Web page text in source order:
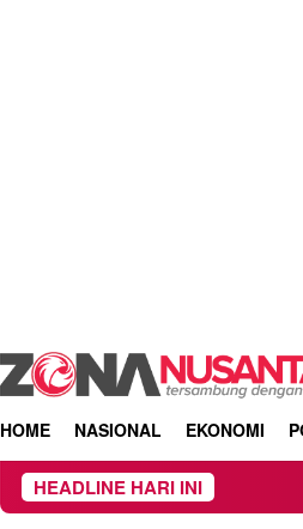
HOME NASIONAL EKONOMI
HEADLINE HARI INI